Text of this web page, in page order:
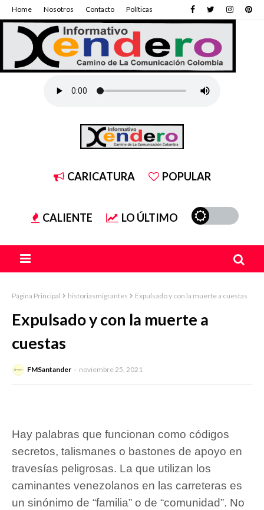
Home Nosotros Contacto Políticas
CARICATURA POPULAR
CALIENTE LO ÚLTIMO
Página Principal historiasmigrantes Expulsado y con la muerte a cuestas
Expulsado y con la muerte a
cuestas
FMSantander noviembre 25, 2021
Hay palabras que funcionan como códigos
secretos, talismanes o bastones de apoyo en
travesías peligrosas. La que utilizan los
caminantes venezolanos en las carreteras es
un sinónimo de “familia” o de “comunidad”. No